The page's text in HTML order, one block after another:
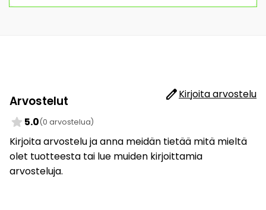
Arvostelut editKirjoita arvostelu
star 5.0(0 arvostelua)
Kirjoita arvostelu ja anna meidän tietää mitä mieltä
olet tuotteesta tai lue muiden kirjoittamia
arvosteluja.